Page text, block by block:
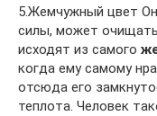
5.Жемчужный цвет
силы, может
исходят из самого
когда ему самому
отсюда его
теплота. Человек